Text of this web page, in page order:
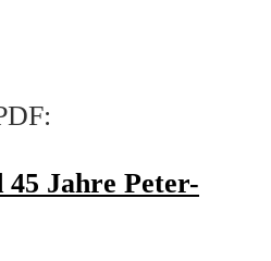
45 Jahre Peter-